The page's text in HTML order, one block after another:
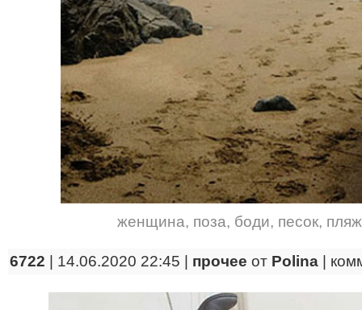
женщина, поза, боди, песок, пляж
6722 | 14.06.2020 22:45 | прочее от Polina